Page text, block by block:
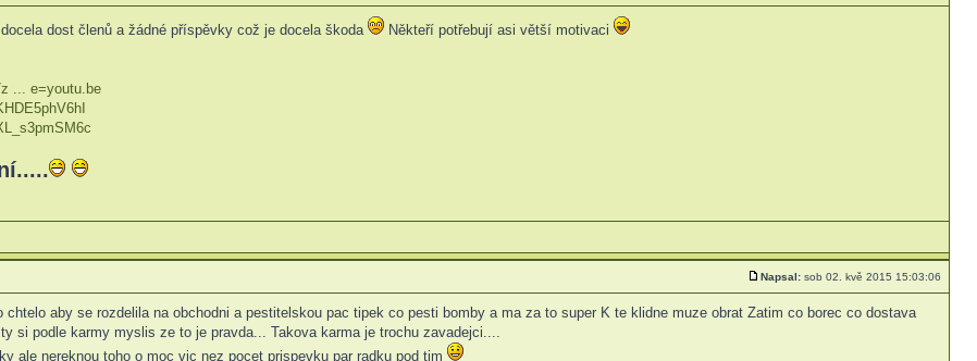
dost členů a žádné příspěvky což je docela škoda Někteří potřebují asi větší motivaci
... e=youtu.be
Napsal: sob 02. kvě 2015 15:03:06
aby se rozdelila na obchodni a pestitelskou pac tipek co pesti bomby a ma za to super K te klidne muze obrat Zatim co borec co dostava
si podle karmy myslis ze to je pravda... Takova karma je trochu zavadejci....
ale nereknou toho o moc vic nez pocet prispevku par radku pod tim